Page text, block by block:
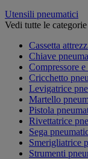
Utensili pneumatici
Vedi tutte le categorie
Cassetta
Chiave
Compressore e
Cricchetto
Levigatrice
Martello
Pistola
Rivettatrice
Sega
Smerigliatrice
Strumenti